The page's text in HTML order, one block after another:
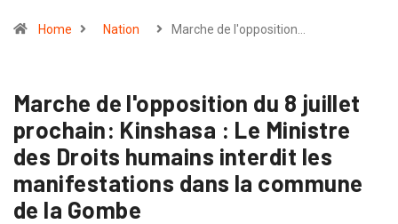
Home Nation Marche de l'opposition…
Marche de l'opposition du 8 juillet
prochain: Kinshasa : Le Ministre
des Droits humains interdit les
manifestations dans la commune
de la Gombe